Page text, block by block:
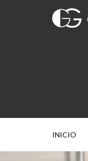
INICIO